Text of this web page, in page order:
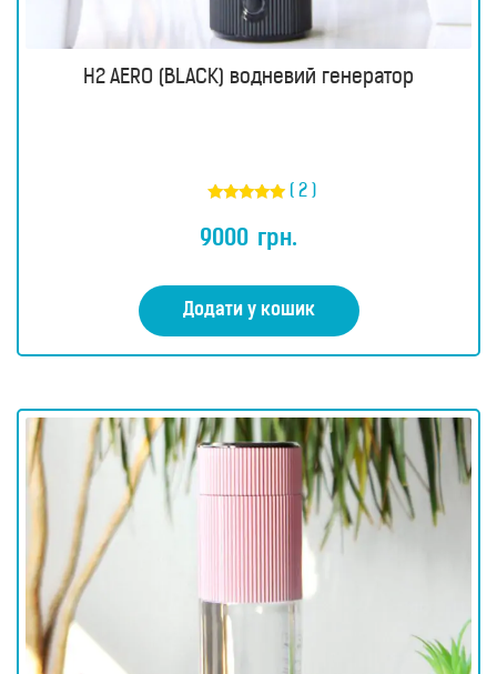
H2 AERO (BLACK) водневий генератор
5.00
з 5
( 2 )
9000 грн.
Додати у кошик